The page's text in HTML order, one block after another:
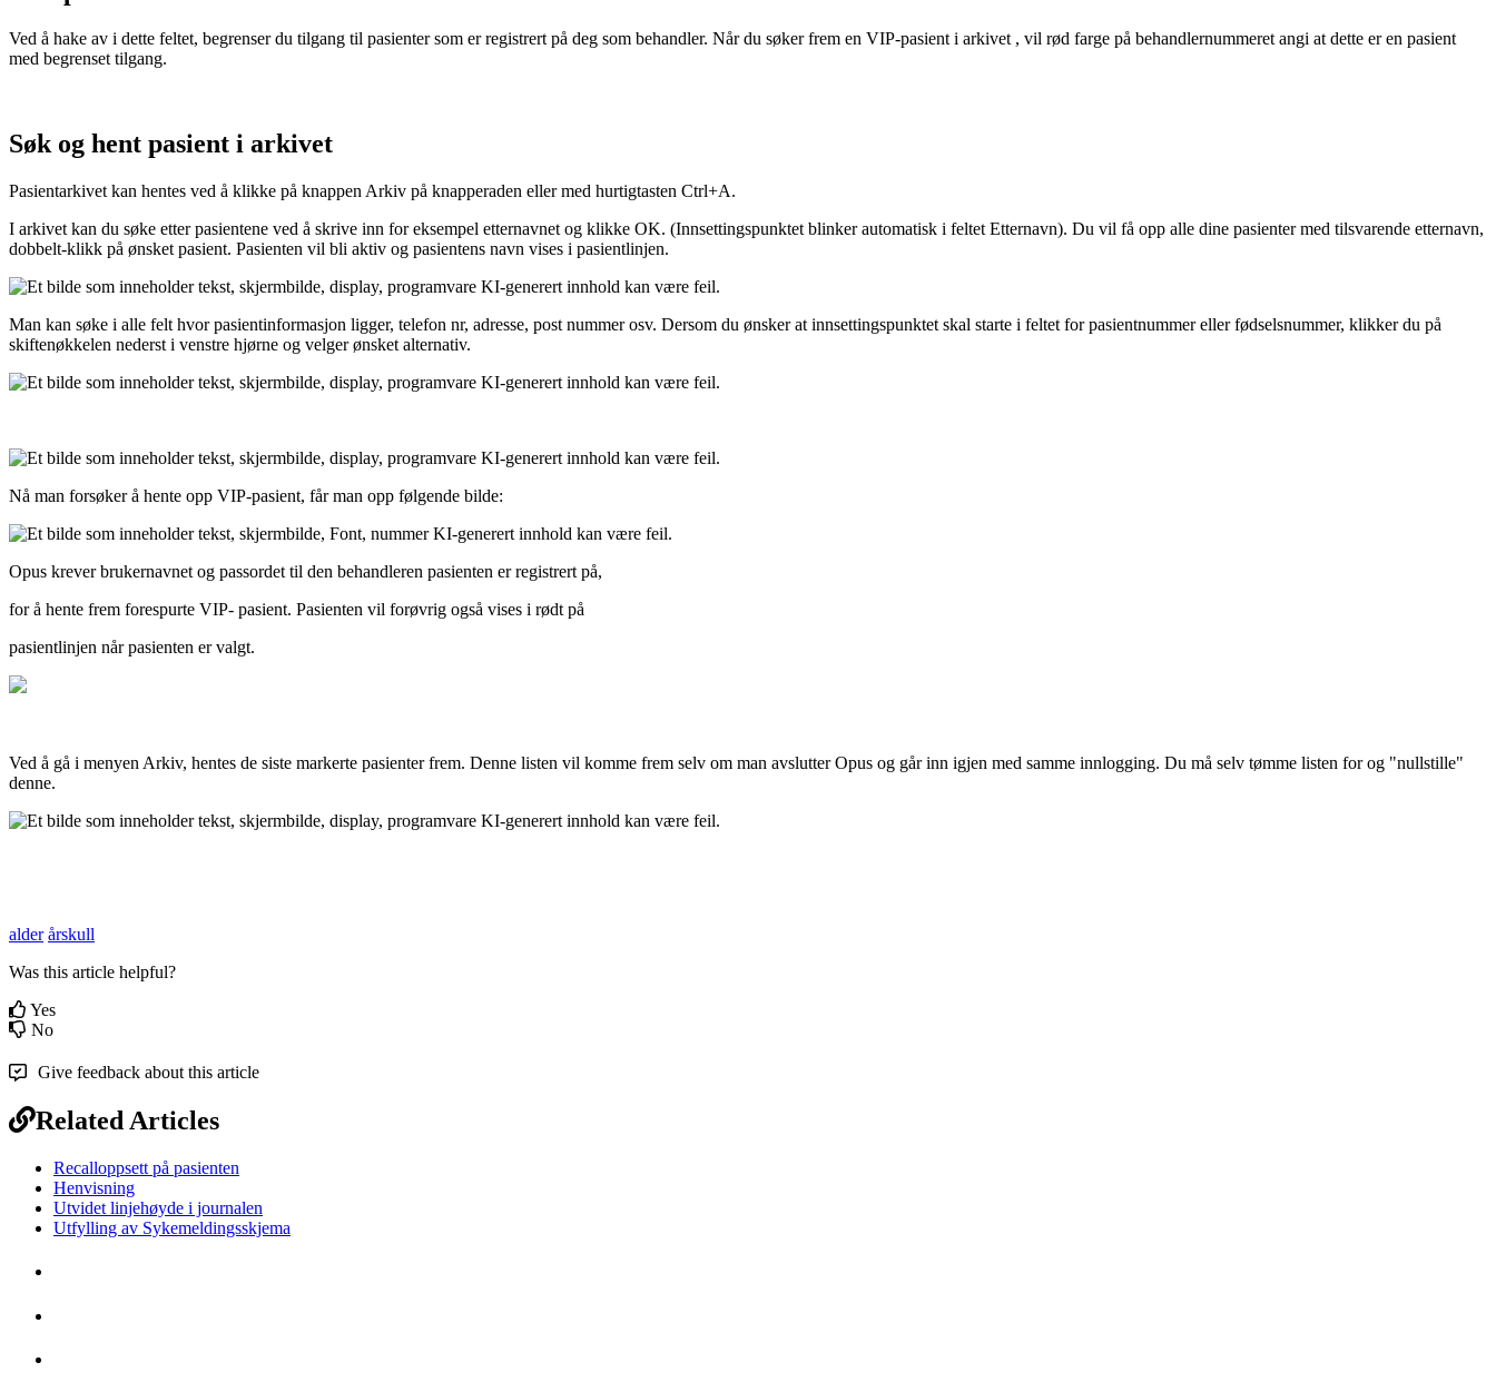
Ved å hake av i dette feltet, begrenser du tilgang til pasienter som er registrert på deg som behandler. Når du søker frem en VIP-pasient i arkivet , vil rød farge på behandlernummeret angi at dette er en pasient
med begrenset tilgang.
Søk og hent pasient i arkivet
Pasientarkivet kan hentes ved å klikke på knappen Arkiv på knapperaden eller med hurtigtasten Ctrl+A.
I arkivet kan du søke etter pasientene ved å skrive inn for eksempel etternavnet og klikke OK. (Innsettingspunktet blinker automatisk i feltet Etternavn). Du vil få opp alle dine pasienter med tilsvarende etternavn,
dobbelt-klikk på ønsket pasient. Pasienten vil bli aktiv og pasientens navn vises i pasientlinjen.
Man kan søke i alle felt hvor pasientinformasjon ligger, telefon nr, adresse, post nummer osv. Dersom du ønsker at innsettingspunktet skal starte i feltet for pasientnummer eller fødselsnummer, klikker du på
skiftenøkkelen nederst i venstre hjørne og velger ønsket alternativ.
Nå man forsøker å hente opp VIP-pasient, får man opp følgende bilde:
Opus krever brukernavnet og passordet til den behandleren pasienten er registrert på,
for å hente frem forespurte VIP- pasient. Pasienten vil forøvrig også vises i rødt på
pasientlinjen når pasienten er valgt.
Ved å gå i menyen Arkiv, hentes de siste markerte pasienter frem. Denne listen vil komme frem selv om man avslutter Opus og går inn igjen med samme innlogging. Du må selv tømme listen for og "nullstille"
denne.
alder årskull
Was this article helpful?
Yes
No
Give feedback about this article
Related Articles
Recalloppsett på pasienten
Henvisning
Utvidet linjehøyde i journalen
Utfylling av Sykemeldingsskjema